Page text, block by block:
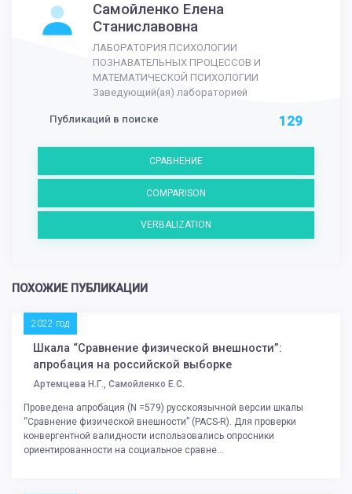
Самойленко Елена
Станиславовна
ЛАБОРАТОРИЯ ПСИХОЛОГИИ
ПОЗНАВАТЕЛЬНЫХ ПРОЦЕССОВ И
МАТЕМАТИЧЕСКОЙ ПСИХОЛОГИИ
Заведующий(ая) лабораторией
Публикаций в поиске 129
СРАВНЕНИЕ
COMPARISON
VERBALIZATION
ПОХОЖИЕ ПУБЛИКАЦИИ
2022 год
Шкала “Сравнение физической внешности”:
апробация на российской выборке
Артемцева Н.Г., Самойленко Е.С.
Проведена апробация (N =579) русскоязычной версии шкалы
“Сравнение физической внешности” (PACS-R). Для проверки
конвергентной валидности использовались опросники
ориентированности на социальное сравне...